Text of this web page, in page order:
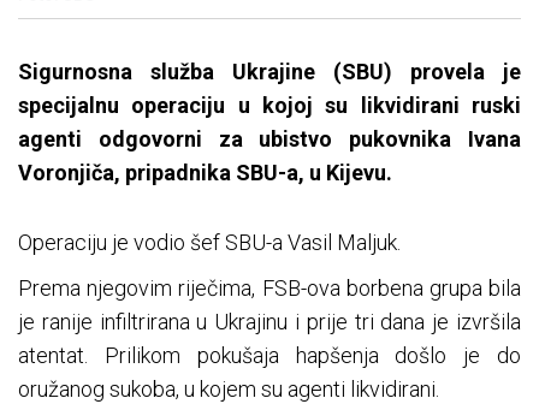
Sigurnosna služba Ukrajine (SBU) provela je
specijalnu operaciju u kojoj su likvidirani ruski
agenti odgovorni za ubistvo pukovnika Ivana
Voronjiča, pripadnika SBU-a, u Kijevu.
Operaciju je vodio šef SBU-a Vasil Maljuk.
Prema njegovim riječima, FSB-ova borbena grupa bila
je ranije infiltrirana u Ukrajinu i prije tri dana je izvršila
atentat. Prilikom pokušaja hapšenja došlo je do
oružanog sukoba, u kojem su agenti likvidirani.